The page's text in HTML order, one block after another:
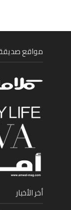
مواقع
أخر الأخبار